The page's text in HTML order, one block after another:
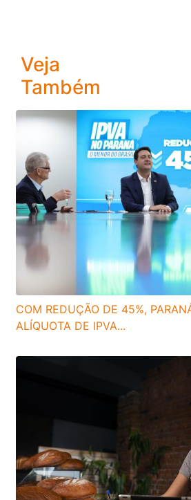
Veja
Também
COM REDUÇÃO DE 45%,
ALÍQUOTA DE IPVA...